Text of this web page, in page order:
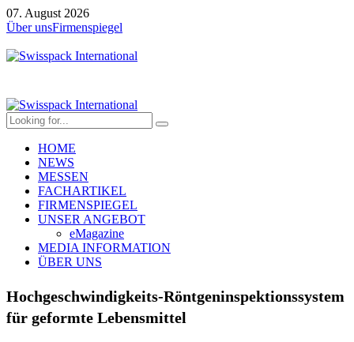
07. August 2026
Über unsFirmenspiegel
HOME
NEWS
MESSEN
FACHARTIKEL
FIRMENSPIEGEL
UNSER ANGEBOT
eMagazine
MEDIA INFORMATION
ÜBER UNS
Hochgeschwindigkeits-Röntgeninspektionssystem
für geformte Lebensmittel